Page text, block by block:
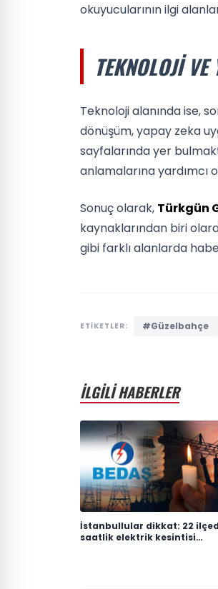
okuyucularının ilgi
TEKNOLOJI
Teknoloji alanında ise,
dönüşüm, yapay zeka
sayfalarında yer
anlamalarına yardımcı
Sonuç olarak, Türkgün
kaynaklarından biri
gibi farklı alanlarda
ETİKETLER: #Güzelbahçe
İLGİLİ HABERLER
İstanbullular dikkat: 22
saatlik elektrik kesintisi